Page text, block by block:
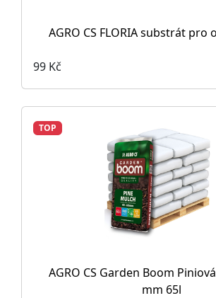
AGRO CS FLORIA substrát pro
99 Kč
TOP
AGRO CS Garden Boom
mm 65l